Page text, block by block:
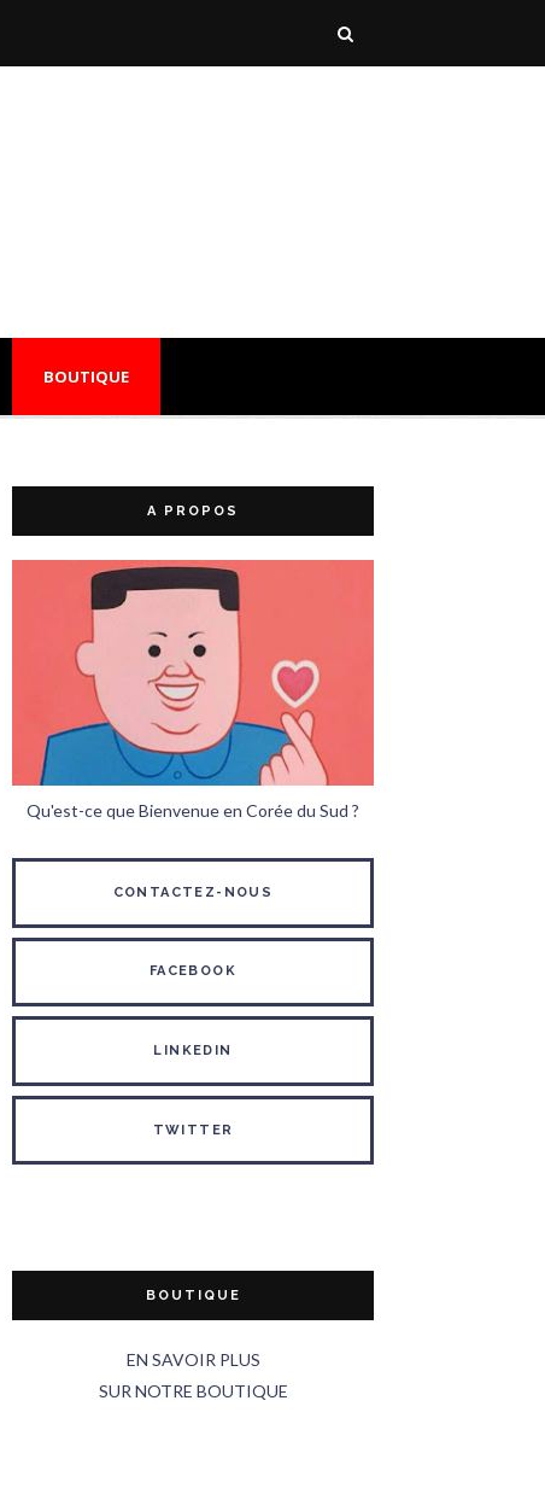
BOUTIQUE
A PROPOS
Qu'est-ce que Bienvenue en Corée du Sud ?
CONTACTEZ-NOUS
FACEBOOK
LINKEDIN
TWITTER
BOUTIQUE
EN SAVOIR PLUS
SUR NOTRE BOUTIQUE